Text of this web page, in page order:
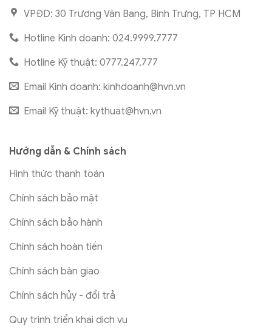
VPĐD: 30 Trương Văn Bang, Bình Trưng, TP HCM
Hotline Kinh doanh: 024.9999.7777
Hotline Kỹ thuật: 0777.247.777
Email Kinh doanh: kinhdoanh@hvn.vn
Email Kỹ thuật: kythuat@hvn.vn
Hướng dẫn & Chính sách
Hình thức thanh toán
Chính sách bảo mật
Chính sách bảo hành
Chính sách hoàn tiền
Chính sách bàn giao
Chính sách hủy - đổi trả
Quy trình triển khai dịch vụ